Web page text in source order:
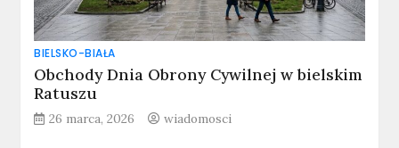
BIELSKO-BIAŁA
Obchody Dnia Obrony Cywilnej w bielskim
Ratuszu
26 marca, 2026 wiadomosci